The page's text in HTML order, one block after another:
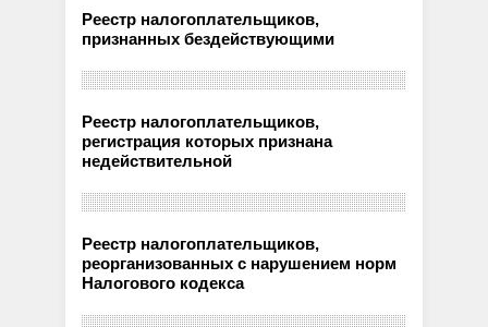
Реестр налогоплательщиков,
признанных бездействующими
Реестр налогоплательщиков,
регистрация которых признана
недействительной
Реестр налогоплательщиков,
реорганизованных с нарушением норм
Налогового кодекса